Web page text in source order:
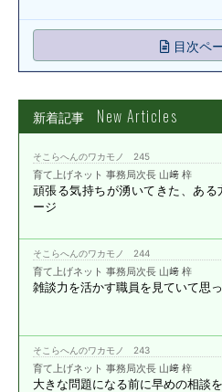
目次ペ
新着記事 New Articles
そこらへんのワカモノ 245
育て上げネット 事務局次長 山﨑 梓
頑張る気持ちが湧いてきた、 ある
ージ
そこらへんのワカモノ 244
育て上げネット 事務局次長 山﨑 梓
雑談力を活かす職員を見ていて思
そこらへんのワカモノ 243
育て上げネット 事務局次長 山﨑 梓
大きな問題になる前に早めの相談